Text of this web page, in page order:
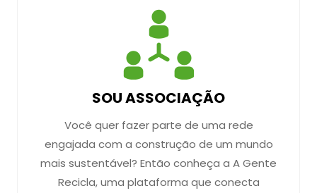
SOU ASSOCIAÇÃO
Você quer fazer parte de uma rede
engajada com a construção de um mundo
mais sustentável? Então conheça a A Gente
Recicla, uma plataforma que conecta